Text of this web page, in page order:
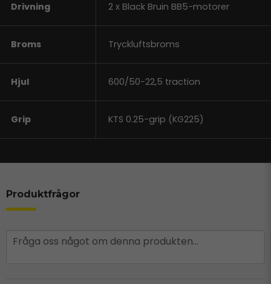
Drivning 2 x Black Bruin BB5-motorer
Broms Tryckluftsbroms
Hjul 600/50-22,5 traction
Grip KTS 0.25-grip (KG225)
Produktfrågor
question
Fråga oss något om denna produkten...